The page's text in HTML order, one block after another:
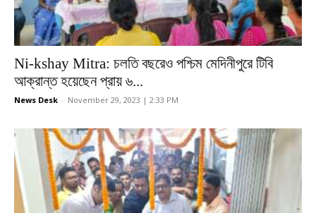
Ni-kshay Mitra: চলতি বছরেও পশ্চিম মেদিনীপুরে টিবি
আক্রান্ত হয়েছেন প্রায় ৬...
News Desk - November 29, 2023 | 2:33 PM